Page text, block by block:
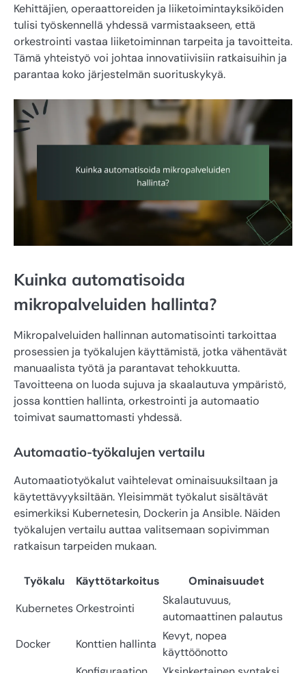
Kehittäjien, operaattoreiden ja liiketoimintayksiköiden
tulisi työskennellä yhdessä varmistaakseen, että
orkestrointi vastaa liiketoiminnan tarpeita ja tavoitteita.
Tämä yhteistyö voi johtaa innovatiivisiin ratkaisuihin ja
parantaa koko järjestelmän suorituskykyä.
Kuinka automatisoida
mikropalveluiden hallinta?
Mikropalveluiden hallinnan automatisointi tarkoittaa
prosessien ja työkalujen käyttämistä, jotka vähentävät
manuaalista työtä ja parantavat tehokkuutta.
Tavoitteena on luoda sujuva ja skaalautuva ympäristö,
jossa konttien hallinta, orkestrointi ja automaatio
toimivat saumattomasti yhdessä.
Automaatio-työkalujen vertailu
Automaatiotyökalut vaihtelevat ominaisuuksiltaan ja
käytettävyyksiltään. Yleisimmät työkalut sisältävät
esimerkiksi Kubernetesin, Dockerin ja Ansible. Näiden
työkalujen vertailu auttaa valitsemaan sopivimman
ratkaisun tarpeiden mukaan.
Työkalu Käyttötarkoitus
Ominaisuudet
KubernetesOrkestrointi
Skalautuvuus,
automaattinen palautus
Docker
Konttien hallinta
Kevyt, nopea
käyttöönotto